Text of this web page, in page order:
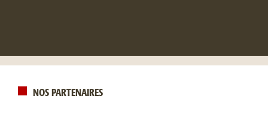
NOS PARTENAIRES